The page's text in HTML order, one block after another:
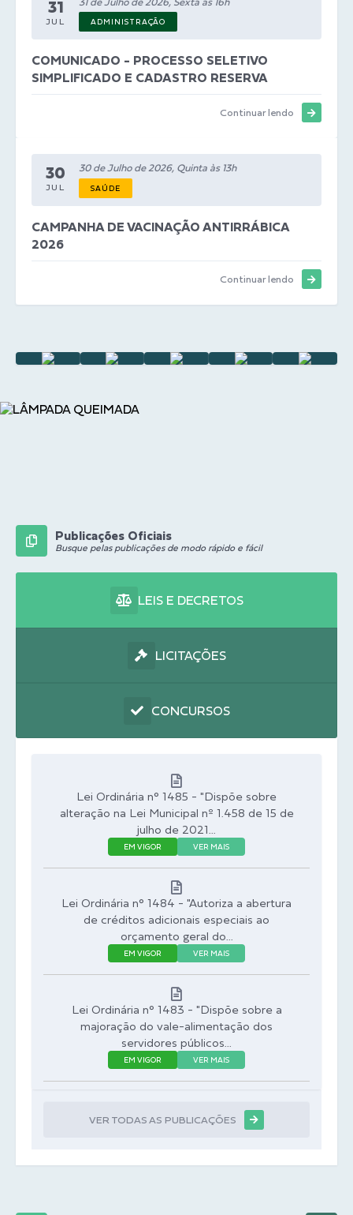
31
JUL ADMINISTRAÇÃO
COMUNICADO - PROCESSO SELETIVO
SIMPLIFICADO E CADASTRO RESERVA
Continuar lendo
30
JUL
30 de Julho de 2026, Quinta às 13h
SAÚDE
CAMPANHA DE VACINAÇÃO ANTIRRÁBICA
2026
Continuar lendo
Publicações Oficiais
Busque pelas publicações de modo rápido e fácil
LEIS E DECRETOS
LICITAÇÕES
CONCURSOS
Lei Ordinária n° 1485 - "Dispõe sobre
alteração na Lei Municipal nº 1.458 de 15 de
julho de 2021...
EM VIGOR VER MAIS
Lei Ordinária n° 1484 - "Autoriza a abertura
de créditos adicionais especiais ao
orçamento geral do...
EM VIGOR VER MAIS
Lei Ordinária n° 1483 - "Dispõe sobre a
majoração do vale-alimentação dos
servidores públicos...
EM VIGOR VER MAIS
VER TODAS AS PUBLICAÇÕES